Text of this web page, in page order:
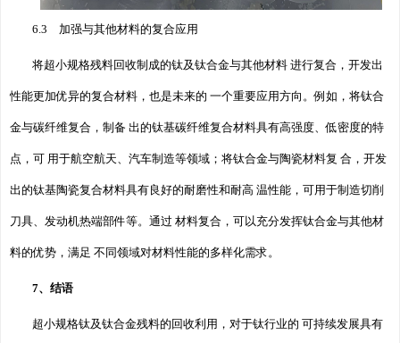
6.3 加强与其他材料的复合应用
将超小规格残料回收制成的钛及钛合金与其他材料 进行复合，开发出
性能更加优异的复合材料，也是未来的 一个重要应用方向。例如，将钛合
金与碳纤维复合，制备 出的钛基碳纤维复合材料具有高强度、低密度的特
点，可 用于航空航天、汽车制造等领域；将钛合金与陶瓷材料复 合，开发
出的钛基陶瓷复合材料具有良好的耐磨性和耐高 温性能，可用于制造切削
刀具、发动机热端部件等。通过 材料复合，可以充分发挥钛合金与其他材
料的优势，满足 不同领域对材料性能的多样化需求。
7、结语
超小规格钛及钛合金残料的回收利用，对于钛行业的 可持续发展具有